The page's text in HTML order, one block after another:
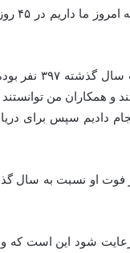
طریق کمیته مدیریت
و همکاران من
حدود ۳۲۲ نفر از این عزیزان اقدامات اولیه را
نکته‌ای که باید رعایت شود